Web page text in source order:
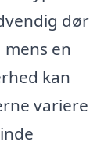
dør
en
kan
variere